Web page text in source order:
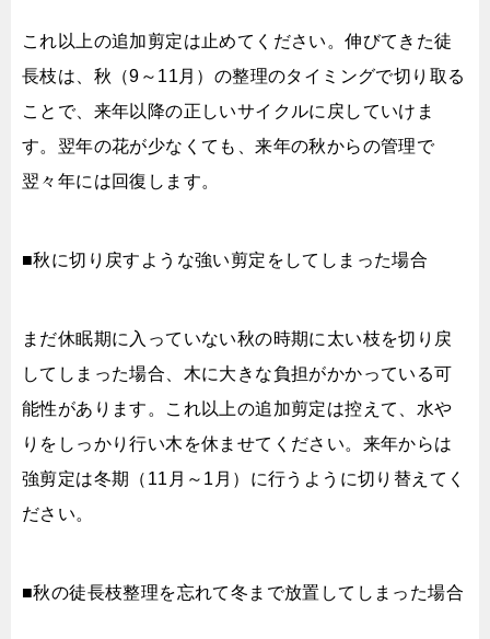
これ以上の追加剪定は止めてください。伸びてきた徒
長枝は、秋（9～11月）の整理のタイミングで切り取る
ことで、来年以降の正しいサイクルに戻していけま
す。翌年の花が少なくても、来年の秋からの管理で
翌々年には回復します。
■秋に切り戻すような強い剪定をしてしまった場合
まだ休眠期に入っていない秋の時期に太い枝を切り戻
してしまった場合、木に大きな負担がかかっている可
能性があります。これ以上の追加剪定は控えて、水や
りをしっかり行い木を休ませてください。来年からは
強剪定は冬期（11月～1月）に行うように切り替えてく
ださい。
■秋の徒長枝整理を忘れて冬まで放置してしまった場合